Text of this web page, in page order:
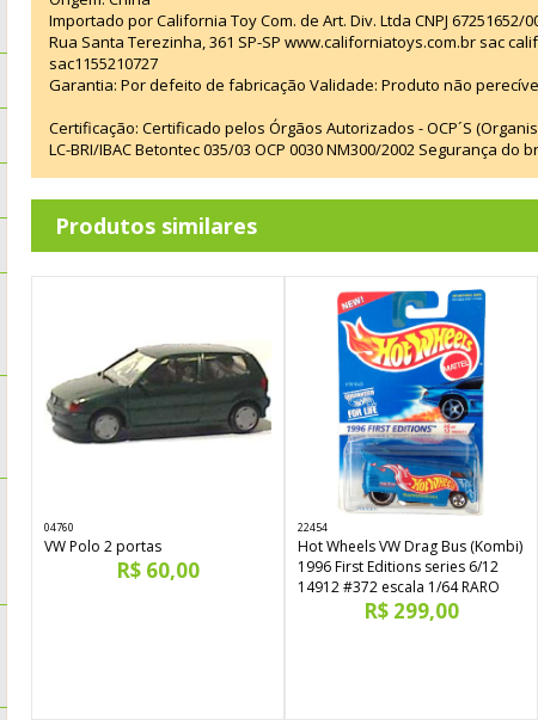
Importado por California Toy Com. de Art. Div. Ltda CNPJ 67251652/
Rua Santa Terezinha, 361 SP-SP www.californiatoys.com.br sac
sac1155210727
Garantia: Por defeito de fabricação Validade: Produto não
Certificação: Certificado pelos Órgãos Autorizados - OCP´S
LC-BRI/IBAC Betontec 035/03 OCP 0030 NM300/2002 Segurança do
Produtos similares
04760
VW Polo 2 portas
R$ 60,00
22454
Hot Wheels VW Drag Bus (Kombi)
1996 First Editions series 6/12
14912 #372 escala 1/64 RARO
R$ 299,00